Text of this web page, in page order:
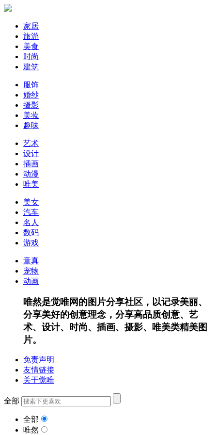
家居
旅游
美食
时尚
建筑
服饰
婚纱
摄影
美妆
趣味
艺术
设计
插画
动漫
唯美
美女
汽车
名人
数码
游戏
童真
宠物
动画
唯然是觉唯网的图片分享社区，以记录美丽、
分享美好的创意理念，分享高品质创意、艺
术、设计、时尚、插画、摄影、唯美类精美图
片。
免责声明
友情链接
关于觉唯
全部
全部
唯然